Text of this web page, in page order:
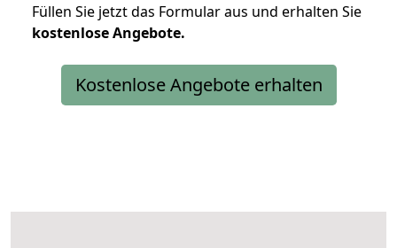
Füllen Sie jetzt das Formular aus und erhalten Sie
kostenloseAngebote.
Kostenlose Angebote erhalten